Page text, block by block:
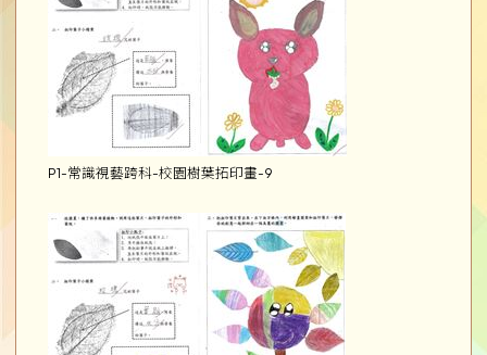
P1-常識視藝跨科-校園樹葉拓印畫-9